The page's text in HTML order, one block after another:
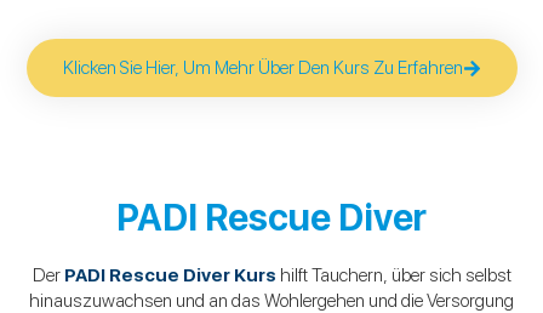
Klicken Sie Hier, Um Mehr Über Den Kurs Zu Erfahren
PADI Rescue Diver
Der PADI Rescue Diver Kurs hilft Tauchern, über sich selbst
hinauszuwachsen und an das Wohlergehen und die Versorgung